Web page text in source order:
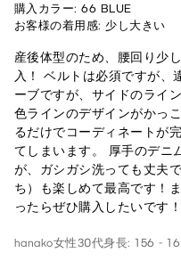
購入カラー: 66 BLUE
お客様の着用感: 少し大きい
産後体型のため、腰回り少
入！ ベルトは必須ですが、
ーブですが、サイドのライ
色ラインのデザインがかっ
るだけでコーディネートが
てしまいます。 厚手のデニ
が、ガシガシ洗っても丈夫
ち）も楽しめて最高です！
ったらぜひ購入したいです！
hanako女性30代身長: 156 -